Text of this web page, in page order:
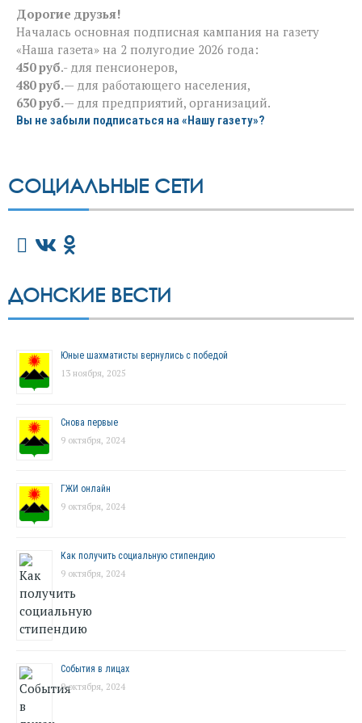
Дорогие друзья!
Началась основная подписная кампания на газету
«Наша газета» на 2 полугодие 2026 года:
450 руб.- для пенсионеров,
480 руб.— для работающего населения,
630 руб.— для предприятий, организаций.
Вы не забыли подписаться на «Нашу газету»?
СОЦИАЛЬНЫЕ СЕТИ
ДОНСКИЕ ВЕСТИ
Юные шахматисты вернулись с победой
13 ноября, 2025
Снова первые
9 октября, 2024
ГЖИ онлайн
9 октября, 2024
Как получить социальную стипендию
9 октября, 2024
События в лицах
9 октября, 2024